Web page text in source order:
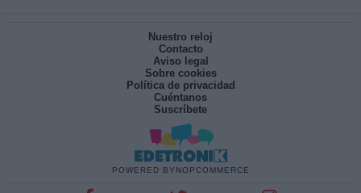
Nuestro reloj
Contacto
Aviso legal
Sobre cookies
Política de privacidad
Cuéntanos
Suscríbete
POWERED BY NOPCOMMERCE